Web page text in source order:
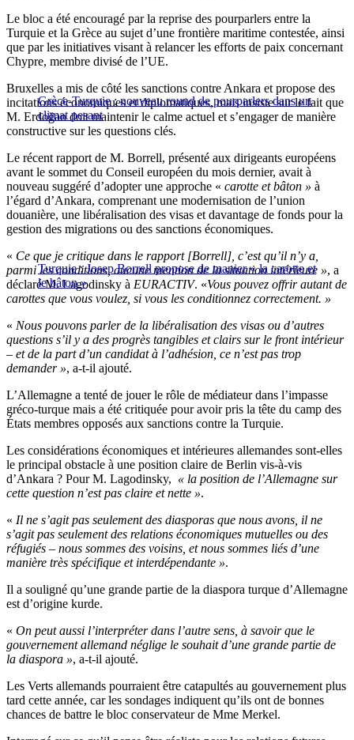
Le bloc a été encouragé par la reprise des pourparlers entre la
Turquie et la Grèce au sujet d’une frontière maritime contestée, ainsi
que par les initiatives visant à relancer les efforts de paix concernant
Chypre, membre divisé de l’UE.
Grèce-Turquie : nouveau round de pourparlers dans un
climat pesant
Bruxelles a mis de côté les sanctions contre Ankara et propose des
incitations économiques et diplomatiques, mais insiste sur le fait que
M. Erdoğan doit maintenir le calme actuel et s’engager de manière
constructive sur les questions clés.
Le récent rapport de M. Borrell, présenté aux dirigeants européens
avant le sommet du Conseil européen du mois dernier, avait à
nouveau suggéré d’adopter une approche « carotte et bâton » à
l’égard d’Ankara, comprenant une modernisation de l’union
douanière, une libéralisation des visas et davantage de fonds pour la
gestion des migrations ou des sanctions économiques.
Turquie : Josep Borrell propose de manier « la carotte et
le bâton »
« Ce que je critique dans le rapport [Borrell], c’est qu’il n’y a,
parmi les conditions, aucune mention de la situation intérieure », a
déclaré M. Lagodinsky à EURACTIV. «Vous pouvez offrir autant de
carottes que vous voulez, si vous les conditionnez correctement. »
« Nous pouvons parler de la libéralisation des visas ou d’autres
questions s’il y a des progrès tangibles et clairs sur le front intérieur
– et de la part d’un candidat à l’adhésion, ce n’est pas trop
demander », a-t-il ajouté.
L’Allemagne a tenté de jouer le rôle de médiateur dans l’impasse
gréco-turque mais a été critiquée pour avoir pris la tête du camp des
États membres opposés aux sanctions contre la Turquie.
Les considérations économiques et intérieures allemandes sont-elles
le principal obstacle à une position claire de Berlin vis-à-vis
d’Ankara ? Pour M. Lagodinsky, « la position de l’Allemagne sur
cette question n’est pas claire et nette ».
« Il ne s’agit pas seulement des diasporas que nous avons, il ne
s’agit pas seulement des relations économiques mutuelles ou des
réfugiés – nous sommes des voisins, et nous sommes liés d’une
manière très spécifique et interdépendante ».
Il a souligné qu’une grande partie de la diaspora turque d’Allemagne
est d’origine kurde.
« On peut aussi l’interpréter dans l’autre sens, à savoir que le
gouvernement allemand néglige le souhait d’une grande partie de
la diaspora », a-t-il ajouté.
Les Verts allemands pourraient être catapultés au gouvernement plus
tard cette année, car les sondages indiquent qu’ils ont de bonnes
chances de battre le bloc conservateur de Mme Merkel.